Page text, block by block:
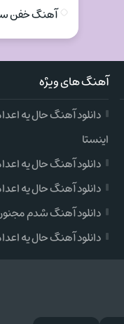
آهنگ خفن
آهنگ های ویژه
دانلود آهنگ حال یه
اینستا
دانلود آهنگ حال یه
دانلود آهنگ حال یه
دانلود آهنگ شدم
دانلود آهنگ حال یه